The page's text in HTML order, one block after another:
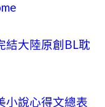
結大陸原創BL耽
小說心得文總表